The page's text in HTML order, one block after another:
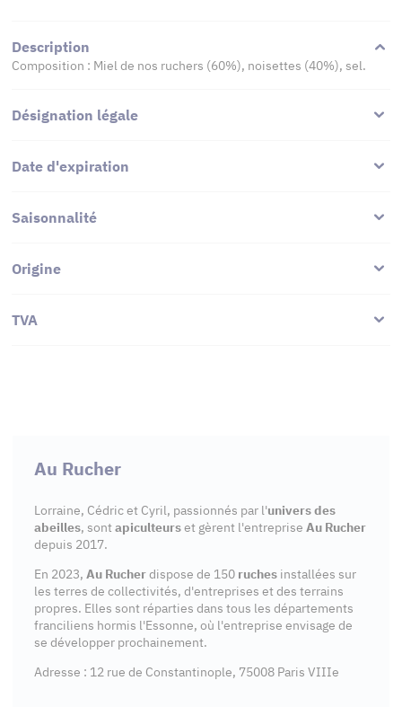
Description
Composition : Miel de nos ruchers (60%), noisettes (40%), sel.
Désignation légale
Date d'expiration
Saisonnalité
Origine
TVA
Au Rucher
Lorraine, Cédric et Cyril, passionnés par l'univers des
abeilles, sontapiculteurset gèrent l'entreprise Au Rucher
depuis 2017.
En 2023, Au Rucherdispose de 150 ruches installées sur
les terres de collectivités, d'entreprises et des terrains
propres. Elles sont réparties dans tous les départements
franciliens hormis l'Essonne, où l'entreprise envisage de
se développer prochainement.
Adresse : 12 rue de Constantinople, 75008 Paris VIIIe